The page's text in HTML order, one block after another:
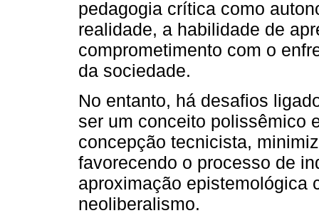
pedagogia crítica como
realidade, a habilidade de
comprometimento com o
da sociedade.
No entanto, há desafios
ser um conceito polissêmico
concepção tecnicista,
favorecendo o processo de
aproximação epistemológica
neoliberalismo.